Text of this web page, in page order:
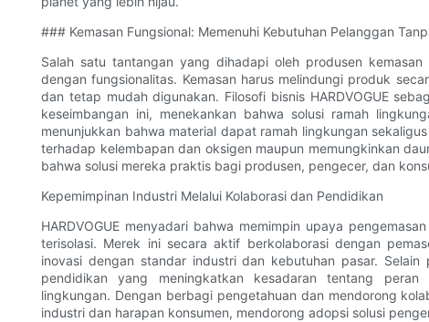
### Kemasan Fungsional: Memenuhi Kebutuhan Pelanggan
Salah satu tantangan yang dihadapi oleh produsen
dengan fungsionalitas. Kemasan harus melindungi produk
dan tetap mudah digunakan. Filosofi bisnis HARDVOGUE
keseimbangan ini, menekankan bahwa solusi ramah
menunjukkan bahwa material dapat ramah lingkungan
terhadap kelembapan dan oksigen maupun memungkinkan
bahwa solusi mereka praktis bagi produsen, pengecer, dan
Kepemimpinan Industri Melalui Kolaborasi dan Pendidikan
HARDVOGUE menyadari bahwa memimpin upaya
terisolasi. Merek ini secara aktif berkolaborasi dengan
inovasi dengan standar industri dan kebutuhan pasar.
pendidikan yang meningkatkan kesadaran tentang peran
lingkungan. Dengan berbagi pengetahuan dan mendorong
industri dan harapan konsumen, mendorong adopsi solusi